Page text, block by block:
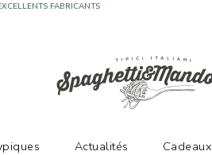
Actualités Cadeaux